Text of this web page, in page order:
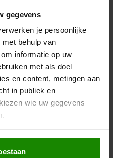
gegevens
je persoonlijke
behulp van
informatie op uw
met als doel
en content, metingen aan
in publiek en
wie uw gegevens
graag:
over uw geografische